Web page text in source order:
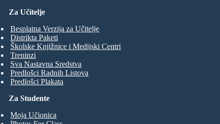
Za Studente
Moja Učionica
Za Učitelje
Besplatna Verzija za Učitelje
Distrikta Paketi
Školske Knjižnice i Medijski Centri
Treninzi
Sva Nastavna Sredstva
Predlošci Radnih Listova
Predlošci Plakata